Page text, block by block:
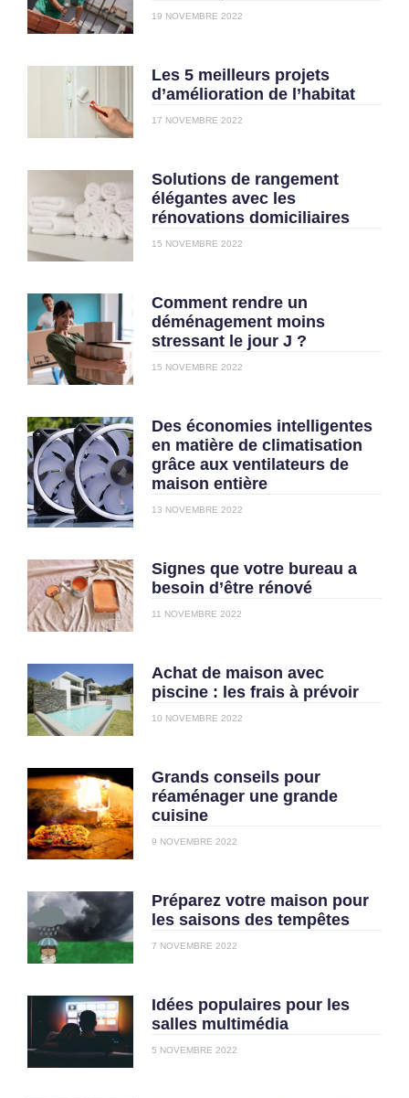
19 NOVEMBRE 2022
Les 5 meilleurs projets
d’amélioration de l’habitat
17 NOVEMBRE 2022
Solutions de rangement
élégantes avec les
rénovations domiciliaires
15 NOVEMBRE 2022
Comment rendre un
déménagement moins
stressant le jour J ?
15 NOVEMBRE 2022
Des économies intelligentes
en matière de climatisation
grâce aux ventilateurs de
maison entière
13 NOVEMBRE 2022
Signes que votre bureau a
besoin d’être rénové
11 NOVEMBRE 2022
Achat de maison avec
piscine : les frais à prévoir
10 NOVEMBRE 2022
Grands conseils pour
réaménager une grande
cuisine
9 NOVEMBRE 2022
Préparez votre maison pour
les saisons des tempêtes
7 NOVEMBRE 2022
Idées populaires pour les
salles multimédia
5 NOVEMBRE 2022